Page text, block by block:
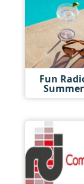
Fun
Summer